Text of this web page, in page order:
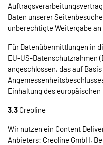
Daten unserer
unberechtigte Weitergabe
Für Datenübermittlungen in
EU-US-Datenschutzrahmen
angeschlossen, das auf
Einhaltung des
3.3 Creoline
Wir nutzen ein Content
Anbieters: Creoline GmbH,